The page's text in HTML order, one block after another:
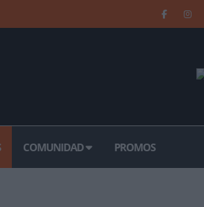
COMUNIDAD PROMOS